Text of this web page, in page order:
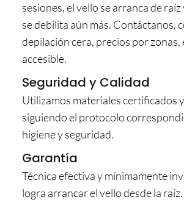
sesiones, el vello se arranca de
se debilita aún más. Contáctanos,
depilación cera, precios por zonas,
accesible.
Seguridad y Calidad
Utilizamos materiales certificados
siguiendo el protocolo
higiene y seguridad.
Garantía
Técnica efectiva y mínimamente
logra arrancar el vello desde la raíz.